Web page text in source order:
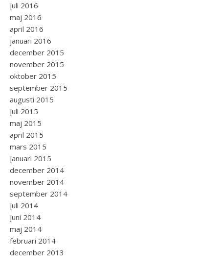
juli 2016
maj 2016
april 2016
januari 2016
december 2015
november 2015
oktober 2015
september 2015
augusti 2015
juli 2015
maj 2015
april 2015
mars 2015
januari 2015
december 2014
november 2014
september 2014
juli 2014
juni 2014
maj 2014
februari 2014
december 2013